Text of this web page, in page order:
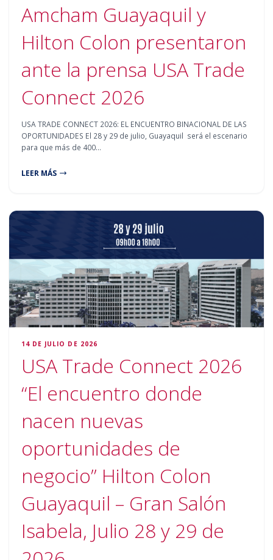
Amcham Guayaquil y
Hilton Colon presentaron
ante la prensa USA Trade
Connect 2026
USA TRADE CONNECT 2026: EL ENCUENTRO BINACIONAL DE LAS
OPORTUNIDADES El 28 y 29 de julio, Guayaquil será el escenario
para que más de 400…
LEER MÁS
14 DE JULIO DE 2026
USA Trade Connect 2026
“El encuentro donde
nacen nuevas
oportunidades de
negocio” Hilton Colon
Guayaquil – Gran Salón
Isabela, Julio 28 y 29 de